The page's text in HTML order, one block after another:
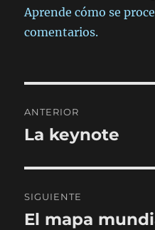
Aprende cómo se
comentarios.
de
ANTERIOR
Entrada
La keynote
SIGUIENTE
Entrada
El mapa